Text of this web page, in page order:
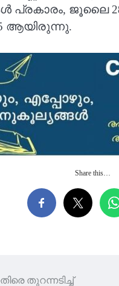
ജൂലൈ 28
ആയിരുന്നു.
Share this…
തുറന്നടിച്ച്